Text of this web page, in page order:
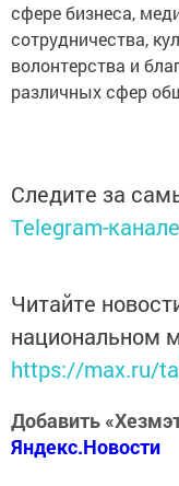
сфере бизнеса,
сотрудничества,
волонтерства и
различных сфер
Следите за
Telegram-канале
Читайте
национальном
https://max.ru/
Добавить
Яндекс.Новости